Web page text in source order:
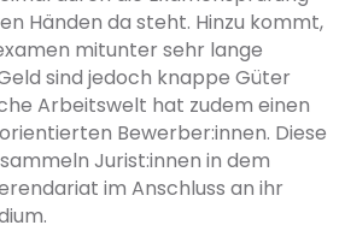
Händen da steht. Hinzu kommt,
mitunter sehr lange
sind jedoch knappe Güter
Arbeitswelt hat zudem einen
Bewerber:innen. Diese
Jurist:innen in dem
im Anschluss an ihr